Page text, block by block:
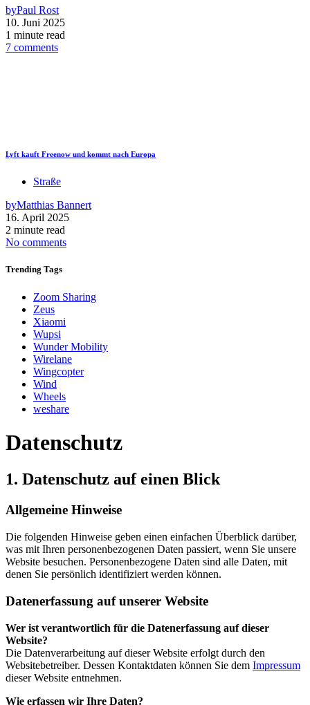
byPaul Rost
10. Juni 2025
1 minute read
7 comments
Lyft kauft Freenow und kommt nach Europa
Straße
byMatthias Bannert
16. April 2025
2 minute read
No comments
Trending Tags
Zoom Sharing
Zeus
Xiaomi
Wupsi
Wunder Mobility
Wirelane
Wingcopter
Wind
Wheels
weshare
Datenschutz
1. Datenschutz auf einen Blick
Allgemeine Hinweise
Die folgenden Hinweise geben einen einfachen Überblick darüber,
was mit Ihren personenbezogenen Daten passiert, wenn Sie unsere
Website besuchen. Personenbezogene Daten sind alle Daten, mit
denen Sie persönlich identifiziert werden können.
Datenerfassung auf unserer Website
Wer ist verantwortlich für die Datenerfassung auf dieser
Website?
Die Datenverarbeitung auf dieser Website erfolgt durch den
Websitebetreiber. Dessen Kontaktdaten können Sie dem Impressum
dieser Website entnehmen.
Wie erfassen wir Ihre Daten?